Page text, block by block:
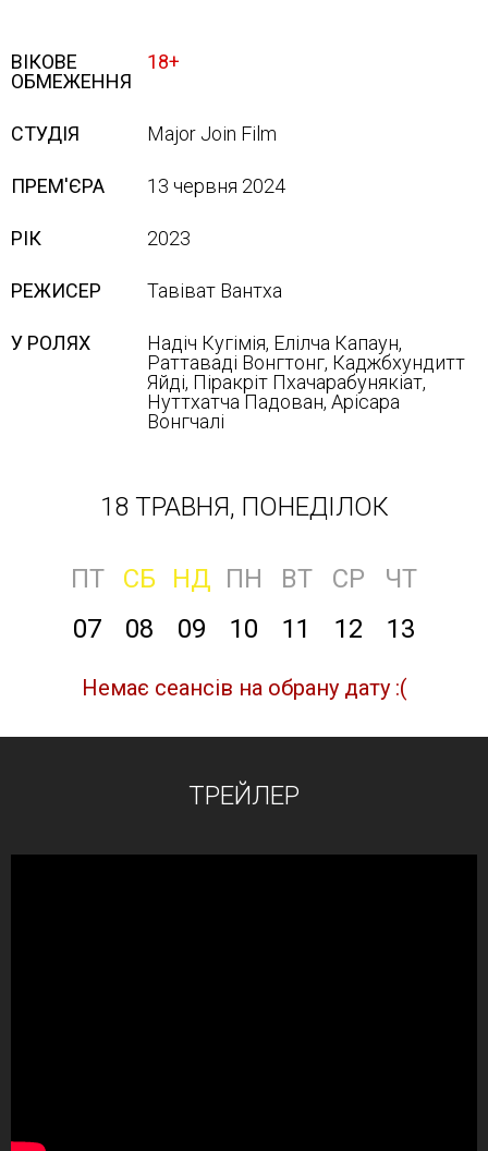
ВІКОВЕ
ОБМЕЖЕННЯ
18+
СТУДІЯ Major Join Film
ПРЕМ'ЄРА 13 червня 2024
РІК 2023
РЕЖИСЕР Тавіват Вантха
У РОЛЯХ
Надіч Кугімія, Елілча Капаун,
Раттаваді Вонгтонг, Каджбхундитт
Яйді, Піракріт Пхачарабунякіат,
Нуттхатча Падован, Арісара
Вонгчалі
18 ТРАВНЯ, ПОНЕДІЛОК
ПТ СБ НД ПН ВТ СР
ЧТ
07
08 09 10 11 12 13
Немає сеансів на обрану дату :(
ТРЕЙЛЕР